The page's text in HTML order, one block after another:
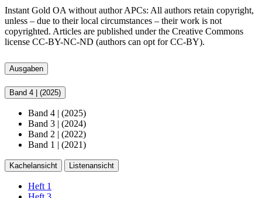
Instant Gold OA without author APCs: All authors retain copyright,
unless – due to their local circumstances – their work is not
copyrighted. Articles are published under the Creative Commons
license CC-BY-NC-ND (authors can opt for CC-BY).
Ausgaben
Band 4 (2025)
Band 4 | (2025)
Band 3 | (2024)
Band 2 | (2022)
Band 1 | (2021)
Kachelansicht Listenansicht
Heft 1